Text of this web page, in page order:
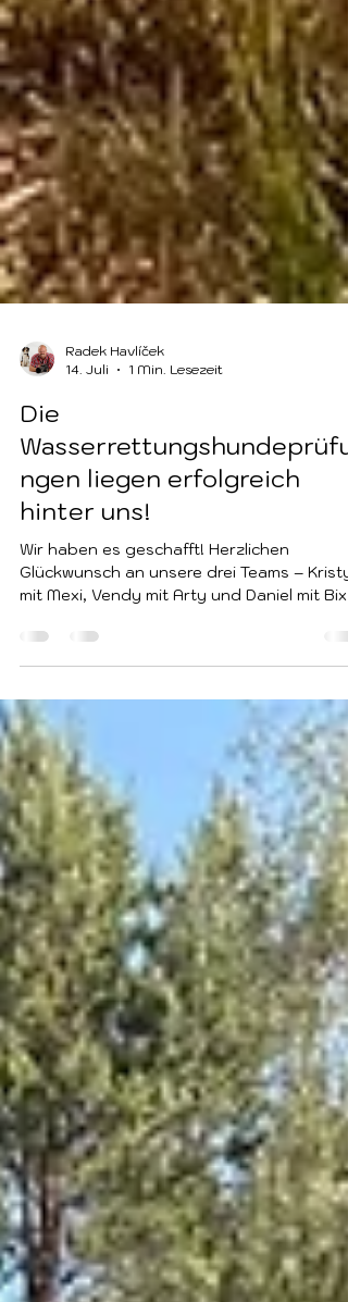
Die
Wasserrettungshundeprüfu
ngen liegen erfolgreich
hinter uns!
Wir haben es geschafft! Herzlichen
mit Mexi, Vendy mit Arty und Daniel mit Bix
sie haben ihre Prüfungen erfolgreich
meinte es das Wetter wirklich nicht gut mit
uns. Vom starken Morgenwind und der
ging es direkt in die Nachmittagshitze. Trotz
dieser anspruchsvollen Bedingungen
alle ihr Bestes gegeben, großartig
und hervorragende Leistungen gezeigt.
gesamte Veranstaltung wur